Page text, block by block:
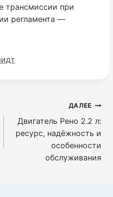
трансмиссии при
регламента —
ДАЛЕЕ
Двигатель Рено 2.2 л:
ресурс, надёжность и
особенности
обслуживания